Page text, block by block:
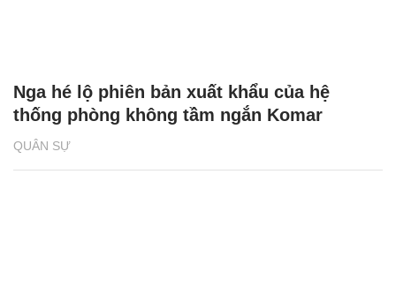
QUÂN SỰ
Nga hé lộ phiên bản xuất khẩu của hệ
thống phòng không tầm ngắn Komar